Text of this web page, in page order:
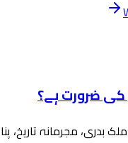
ضرورت ہے؟
بدری، مجرمانہ تاریخ،